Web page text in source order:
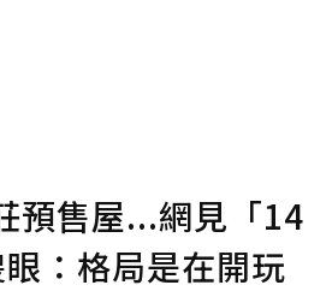
預售屋...網見「14
：格局是在開玩